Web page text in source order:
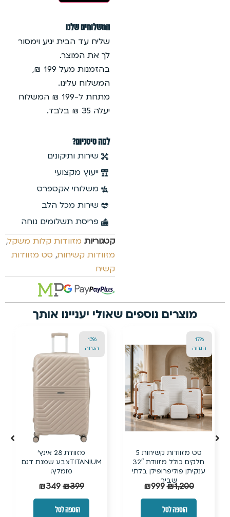
המשלוחים שלנו
שליח עד הבית יגיע וימסור
לך את המוצר.
בהזמנות מעל 199 ₪,
המשלוח עלינו.
מתחת ל-199 ₪ המשלוח
יעלה 35 ₪ בלבד.
למה טיטניום?
שירות ותיקונים
ייעוץ מקצועי
משלוחי אקספרס
שירות מכל הלב
פריסת תשלומים נוחה
קטגוריות מזוודות קלות משקל,
מזוודות קשיחות, סט מזוודות
קשיח
מוצרים נוספים שאולי יעניינו אותך
17%
הנחה
סט מזוודות קשיחות 5
חלקים כולל מזוודת 32″
ענקית| פוליפרופילן בלתי
שביר
₪1,200
₪999
הוספה לסל
13%
הנחה
מזוודת 28 אינץ’
TITANIUMצבע שמנת דגם
מומלץ!
₪399
₪349
הוספה לסל